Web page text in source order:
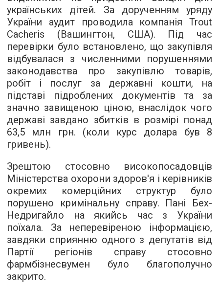
українських дітей. За дорученням уряду
України аудит проводила компанія Trout
Cacheris (Вашингтон, США). Під час
перевірки було встановлено, що закупівля
відбувалася з численними порушеннями
законодавства про закупівлю товарів,
робіт і послуг за державні кошти, на
підставі підроблених документів та за
значно завищеною ціною, внаслідок чого
державі завдано збитків в розмірі понад
63,5 млн грн. (коли курс долара був 8
гривень).
Зрештою стосовно високопосадовців
Міністерства охорони здоров'я і керівників
окремих комерційних структур було
порушено кримінальну справу. Пані Бех-
Недригайло на якийсь час з України
поїхала. За неперевіреною інформацією,
завдяки сприянню одного з депутатів від
Партії регіонів справу стосовно
фармбізнесвумен було благополучно
закрито.